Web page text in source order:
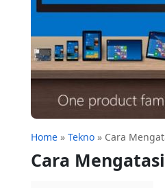
Home » Tekno » Cara
Cara